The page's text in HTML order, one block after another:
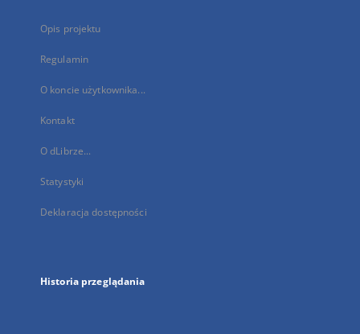
Opis projektu
Regulamin
O koncie użytkownika...
Kontakt
O dLibrze...
Statystyki
Deklaracja dostępności
Historia przeglądania